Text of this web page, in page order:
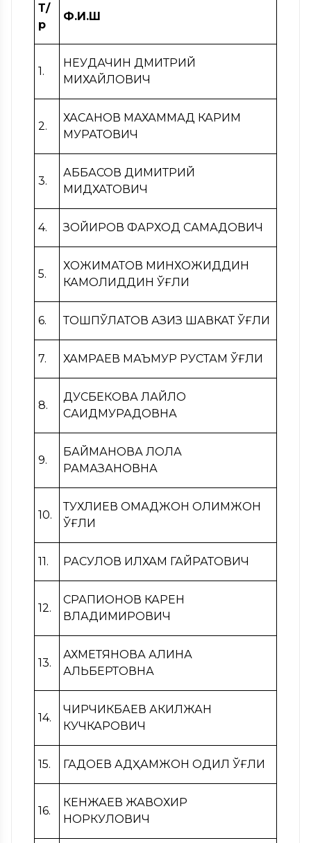
Т/
р
Ф.И.Ш
1.
НЕУДАЧИН ДМИТРИЙ
МИХАЙЛОВИЧ
2.
ХАСАНОВ МАХАММАД КАРИМ
МУРАТОВИЧ
3.
АББАСОВ ДИМИТРИЙ
МИДХАТОВИЧ
4. ЗОЙИРОВ ФАРХОД САМАДОВИЧ
5.
ХОЖИМАТОВ МИНХОЖИДДИН
КАМОЛИДДИН ЎҒЛИ
6. ТОШПЎЛАТОВ АЗИЗ ШАВКАТ ЎҒЛИ
7. ХАМРАЕВ МАЪМУР РУСТАМ ЎҒЛИ
8.
ДУСБЕКОВА ЛАЙЛО
САИДМУРАДОВНА
9.
БАЙМАНОВА ЛОЛА
РАМАЗАНОВНА
10.
ТУХЛИЕВ ОМАДЖОН ОЛИМЖОН
ЎҒЛИ
11. РАСУЛОВ ИЛХАМ ГАЙРАТОВИЧ
12.
СРАПИОНОВ КАРЕН
ВЛАДИМИРОВИЧ
13.
АХМЕТЯНОВА АЛИНА
АЛЬБЕРТОВНА
14.
ЧИРЧИКБАЕВ АКИЛЖАН
КУЧКАРОВИЧ
15. ГАДОЕВ АДҲАМЖОН ОДИЛ ЎҒЛИ
16.
КЕНЖАЕВ ЖАВОХИР
НОРКУЛОВИЧ